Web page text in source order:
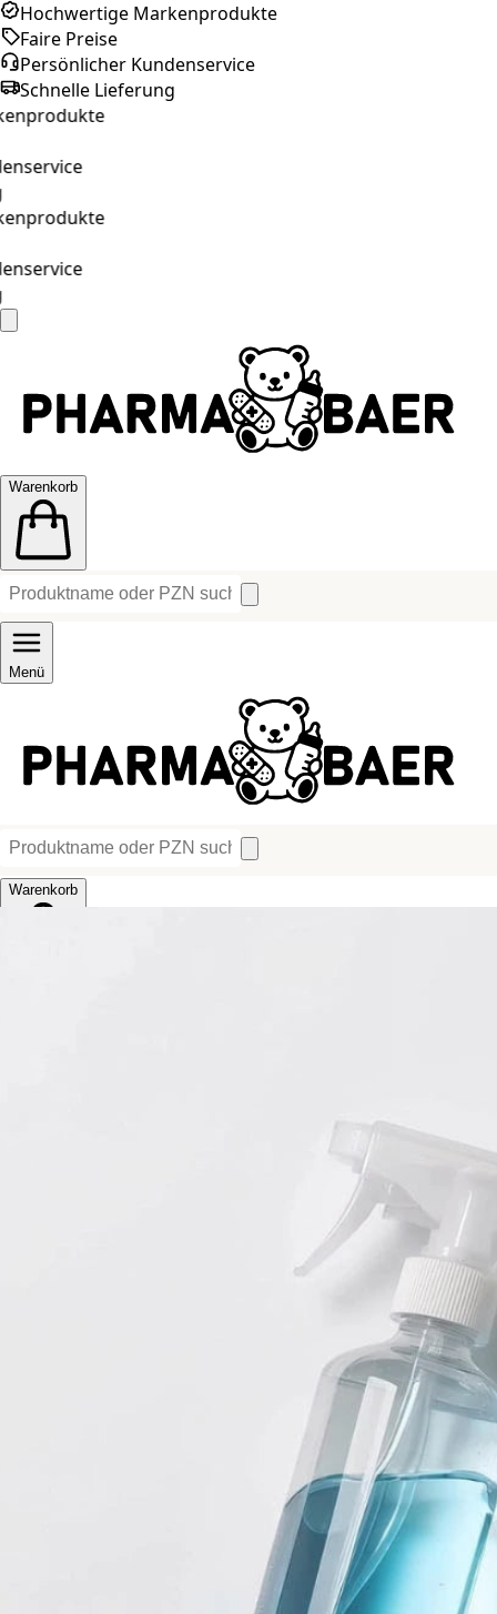
Hochwertige Markenprodukte
Faire Preise
Persönlicher Kundenservice
Schnelle Lieferung
Warenkorb
Menü
Warenkorb